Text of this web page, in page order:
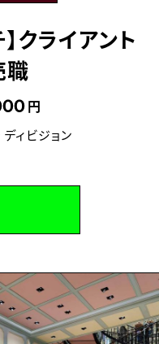
クライアント
職
円
ィビジョン